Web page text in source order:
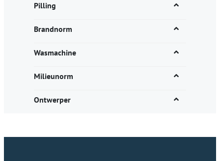
Pilling
Brandnorm
Wasmachine
Milieunorm
Ontwerper